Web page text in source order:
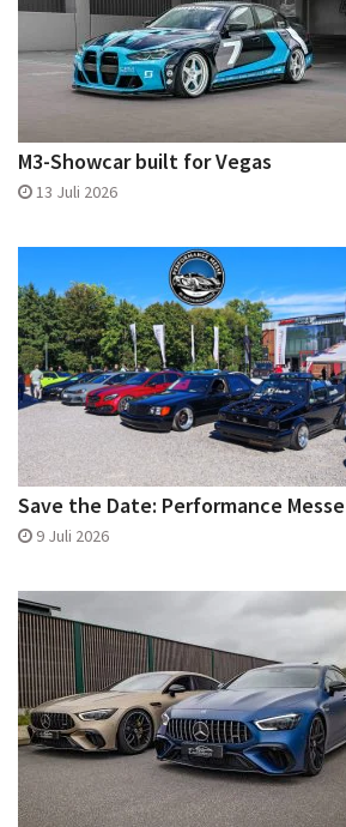
M3-Showcar built for Vegas
13 Juli 2026
Save the Date: Performance Messe
9 Juli 2026